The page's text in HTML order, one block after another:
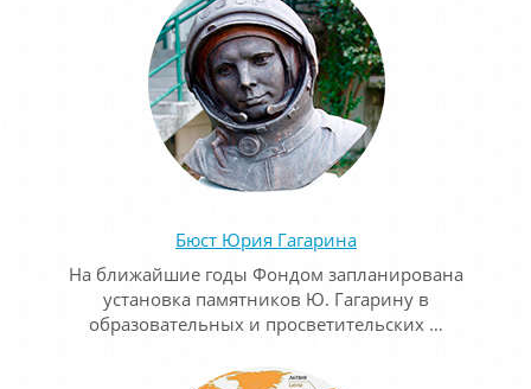
Бюст Юрия Гагарина
На ближайшие годы Фондом запланирована
установка памятников Ю. Гагарину в
образовательных и просветительских …